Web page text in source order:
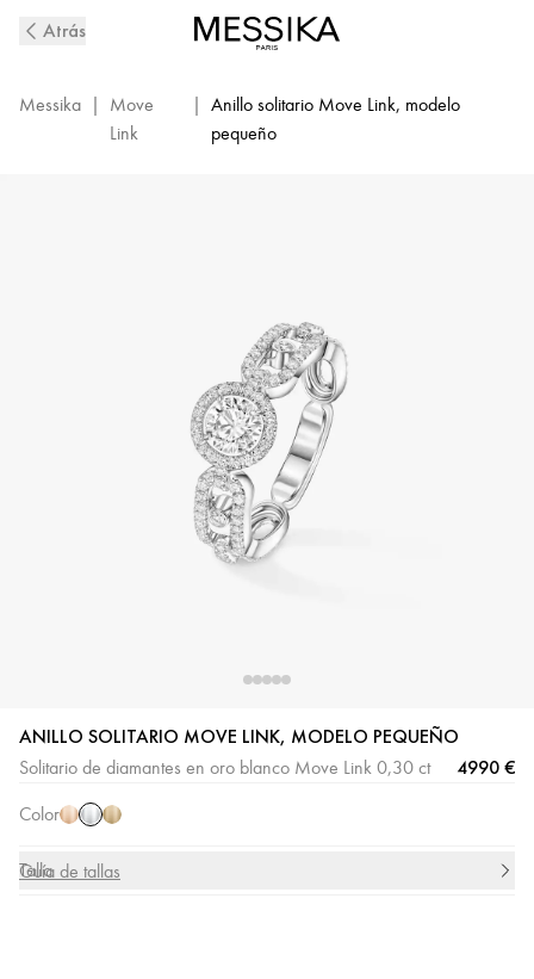
solitario
diamantes
Atrás
Messika |
Move
Link
| Anillo solitario Move Link, modelo
pequeño
ANILLO SOLITARIO MOVE LINK, MODELO PEQUEÑO
Solitario de diamantes en oro blanco Move Link 0,30 ct 4990 €
Color
Oro
rosablanco
Oro
amarillo
Guía de tallas
Talla